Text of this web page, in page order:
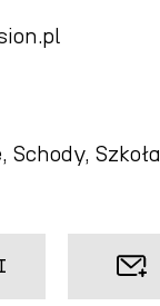
Schody, Szkoła